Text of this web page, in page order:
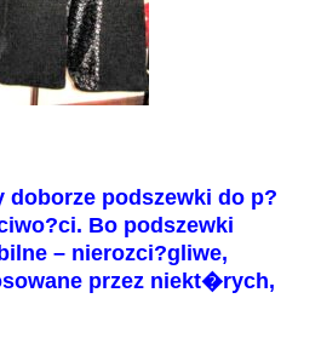
doborze podszewki do p?
Bo podszewki
– nierozci?gliwe,
przez niekt�rych,